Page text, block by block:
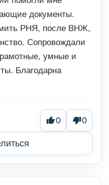
документы.
РНЯ, после ВНЖ,
Сопровождали
умные и
Благодарна
0 0